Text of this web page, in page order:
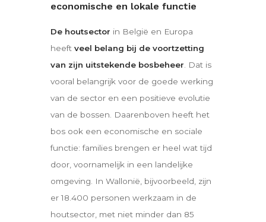
economische en lokale functie
De houtsector in België en Europa
heeft veel belang bij de voortzetting
van zijn uitstekende bosbeheer. Dat is
vooral belangrijk voor de goede werking
van de sector en een positieve evolutie
van de bossen. Daarenboven heeft het
bos ook een economische en sociale
functie: families brengen er heel wat tijd
door, voornamelijk in een landelijke
omgeving. In Wallonië, bijvoorbeeld, zijn
er 18.400 personen werkzaam in de
houtsector, met niet minder dan 85